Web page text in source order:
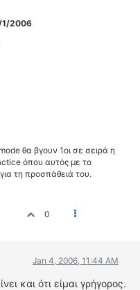
1/2006
θα βγουν 1οι σε σειρά η
όπου αυτός με το
τη προσπάθειά του.
0
Jan 4, 2006, 11:44 AM
και ότι είμαι γρήγορος.